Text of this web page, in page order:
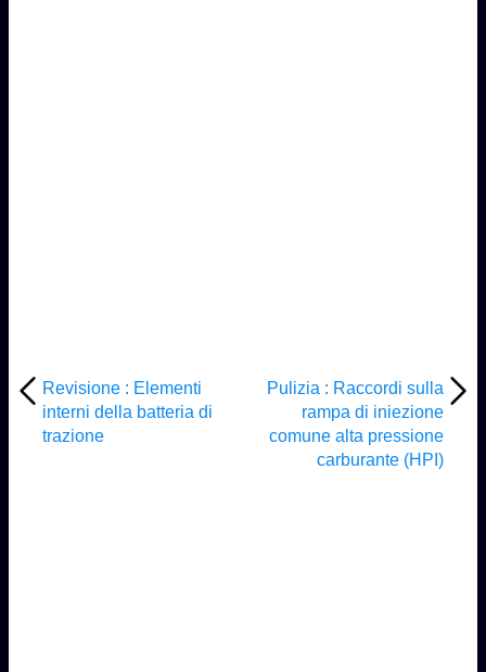
Revisione : Elementi
interni della batteria di
trazione
Pulizia : Raccordi sulla
rampa di iniezione
comune alta pressione
carburante (HPI)